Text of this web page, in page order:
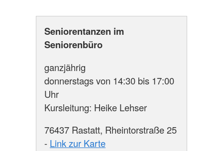
Seniorentanzen im
Seniorenbüro
ganzjährig
donnerstags von 14:30 bis 17:00
Uhr
Kursleitung: Heike Lehser
76437 Rastatt, Rheintorstraße 25
- Link zur Karte